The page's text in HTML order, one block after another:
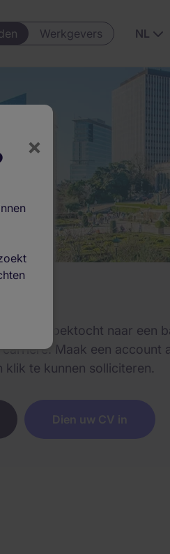
Werkgevers NL
×
uw zoektocht naar een
Maak een account
klik te kunnen solliciteren.
Dien uw CV in